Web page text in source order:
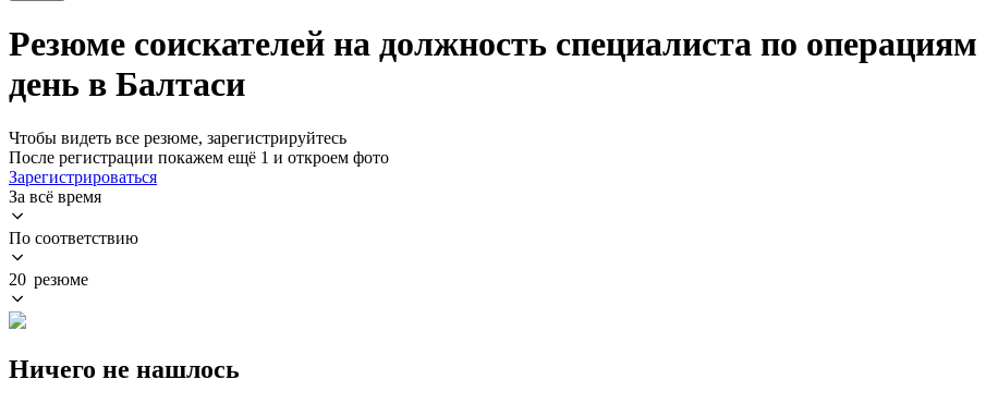
Резюме соискателей на должность специалиста по
день в Балтаси
Чтобы видеть все резюме, зарегистрируйтесь
После регистрации покажем ещё 1 и откроем фото
Зарегистрироваться
За всё время
По соответствию
20 резюме
Ничего не нашлось